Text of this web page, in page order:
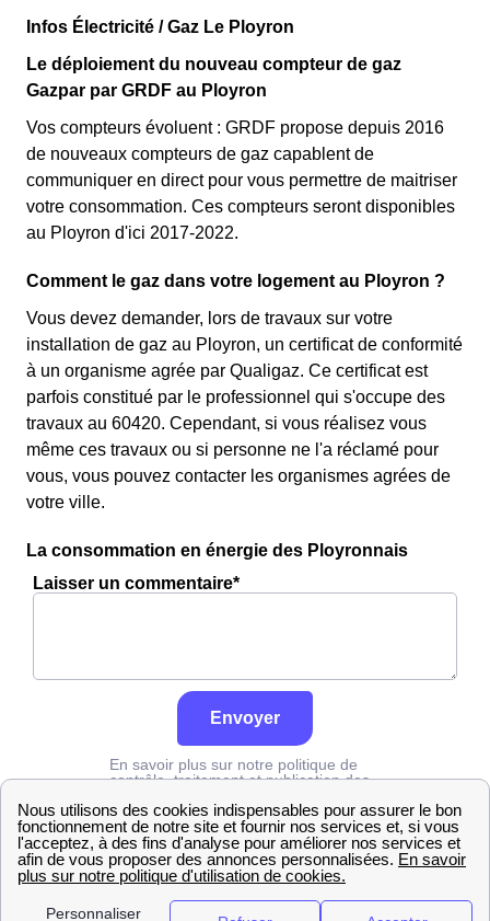
Infos Électricité / Gaz Le Ployron
Le déploiement du nouveau compteur de gaz
Gazpar par GRDF au Ployron
Vos compteurs évoluent : GRDF propose depuis 2016
de nouveaux compteurs de gaz capablent de
communiquer en direct pour vous permettre de maitriser
votre consommation. Ces compteurs seront disponibles
au Ployron d'ici 2017-2022.
Comment le gaz dans votre logement au Ployron ?
Vous devez demander, lors de travaux sur votre
installation de gaz au Ployron, un certificat de conformité
à un organisme agrée par Qualigaz. Ce certificat est
parfois constitué par le professionnel qui s'occupe des
travaux au 60420. Cependant, si vous réalisez vous
même ces travaux ou si personne ne l'a réclamé pour
vous, vous pouvez contacter les organismes agrées de
votre ville.
La consommation en énergie des Ployronnais
Laisser un commentaire*
Envoyer
En savoir plus sur notre politique de
contrôle, traitement et publication des
Grdf Oise Le Ployron